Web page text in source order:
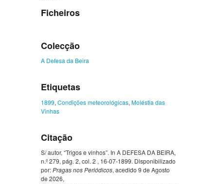
Ficheiros
Colecção
A Defesa da Beira
Etiquetas
1899, Condições meteorológicas, Moléstia das
Vinhas
Citação
S/ autor, “Trigos e vinhos”. In A DEFESA DA BEIRA,
n.º 279, pág. 2, col. 2 , 16-07-1899. Disponibilizado
por:Pragas nos Periódicos, acedido 9 de Agosto
de 2026,